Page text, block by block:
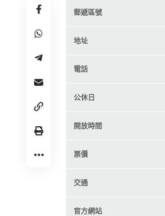
郵遞區號
地址
電話
公休日
開放時間
票價
交通
官方網站